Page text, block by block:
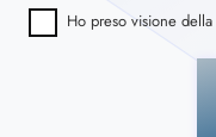
Ho preso visione della